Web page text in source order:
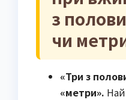
з
чи
«Три з
«метри».